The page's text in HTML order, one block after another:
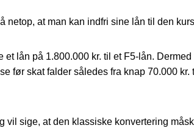
at man kan indfri sine lån til den
lån på 1.800.000 kr. til et F5-lån.
før skat falder således fra knap 70.000
sige, at den klassiske konvertering